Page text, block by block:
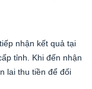
nhận kết quả tại
tỉnh. Khi đến nhận
lai thu tiền để đối